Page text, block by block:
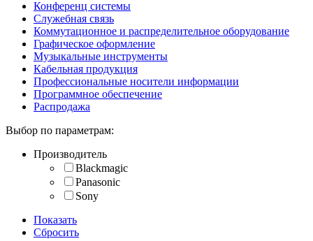
Конференц системы
Служебная связь
Коммутационное и распределительное оборудование
Графическое оформление
Музыкальные инструменты
Кабельная продукция
Профессиональные носители информации
Программное обеспечение
Распродажа
Выбор по параметрам:
Производитель
Blackmagic
Panasonic
Sony
Показать
Сбросить